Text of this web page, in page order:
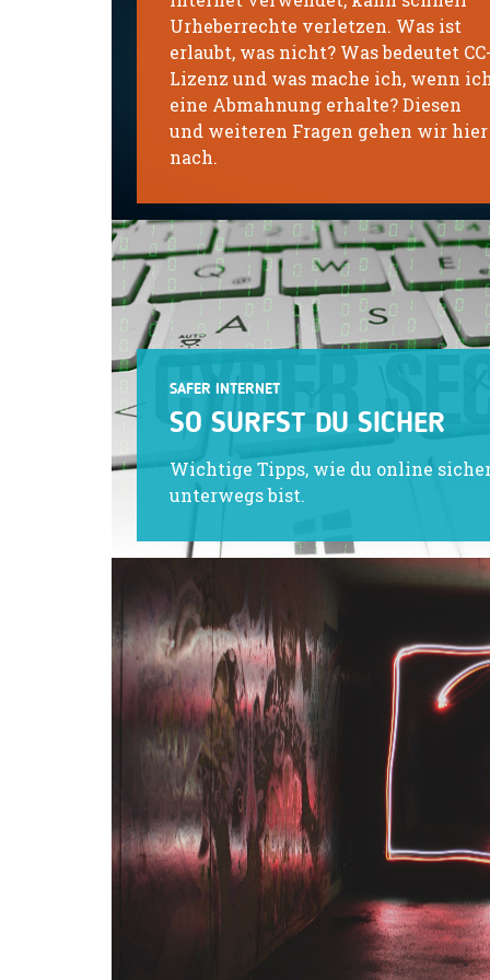
Urheberrechte verletzen. Was ist
erlaubt, was nicht? Was bedeutet
Lizenz und was mache ich, wenn
eine Abmahnung erhalte? Diesen
und weiteren Fragen gehen wir hier
nach.
SAFER INTERNET
SO SURFST DU SICHER
Wichtige Tipps, wie du online
unterwegs bist.